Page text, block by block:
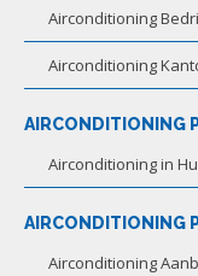
Airconditioning
Airconditioning
AIRCONDITIONING
Airconditioning in
AIRCONDITIONING
Airconditioning